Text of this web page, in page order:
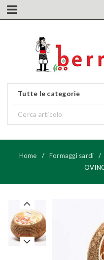
Tutte le categorie
Home / Formaggi sardi /